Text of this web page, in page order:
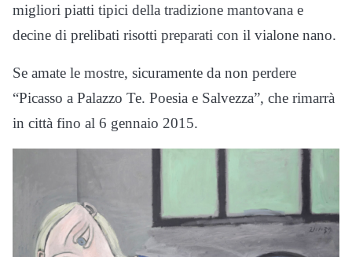
migliori piatti tipici della tradizione mantovana e
decine di prelibati risotti preparati con il vialone nano.
Se amate le mostre, sicuramente da non perdere
“Picasso a Palazzo Te. Poesia e Salvezza”, che rimarrà
in città fino al 6 gennaio 2015.